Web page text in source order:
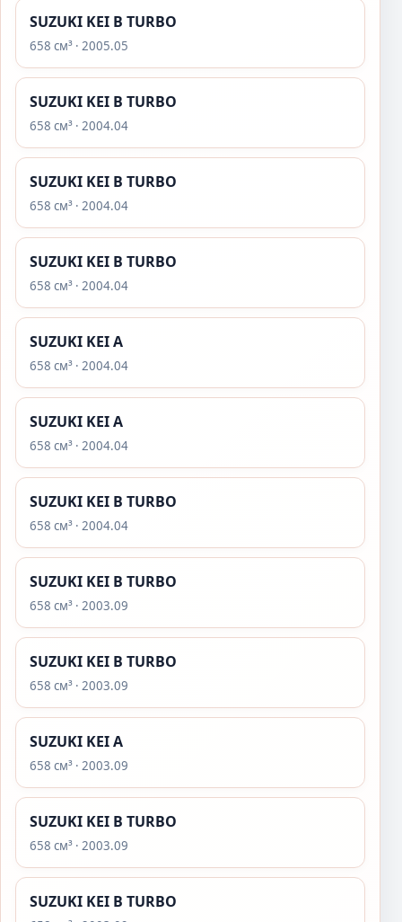
SUZUKI KEI B TURBO
658 см³ · 2005.05
SUZUKI KEI B TURBO
658 см³ · 2004.04
SUZUKI KEI B TURBO
658 см³ · 2004.04
SUZUKI KEI B TURBO
658 см³ · 2004.04
SUZUKI KEI A
658 см³ · 2004.04
SUZUKI KEI A
658 см³ · 2004.04
SUZUKI KEI B TURBO
658 см³ · 2004.04
SUZUKI KEI B TURBO
658 см³ · 2003.09
SUZUKI KEI B TURBO
658 см³ · 2003.09
SUZUKI KEI A
658 см³ · 2003.09
SUZUKI KEI B TURBO
658 см³ · 2003.09
SUZUKI KEI B TURBO